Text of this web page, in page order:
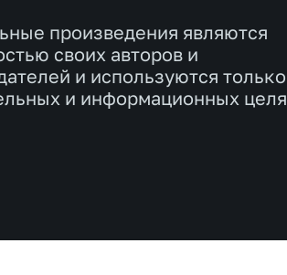
произведения являются
своих авторов и
и используются
и информационных